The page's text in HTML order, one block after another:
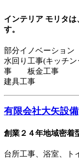
インテリア モリタ
す。
部分イノベーショ
水回り工事(キッ
事 板金工事
建具工事
有限会社大矢設備
創業２４年地域密着
台所工事、浴室、